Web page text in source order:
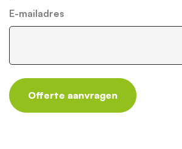
E-mailadres
Offerte aanvragen